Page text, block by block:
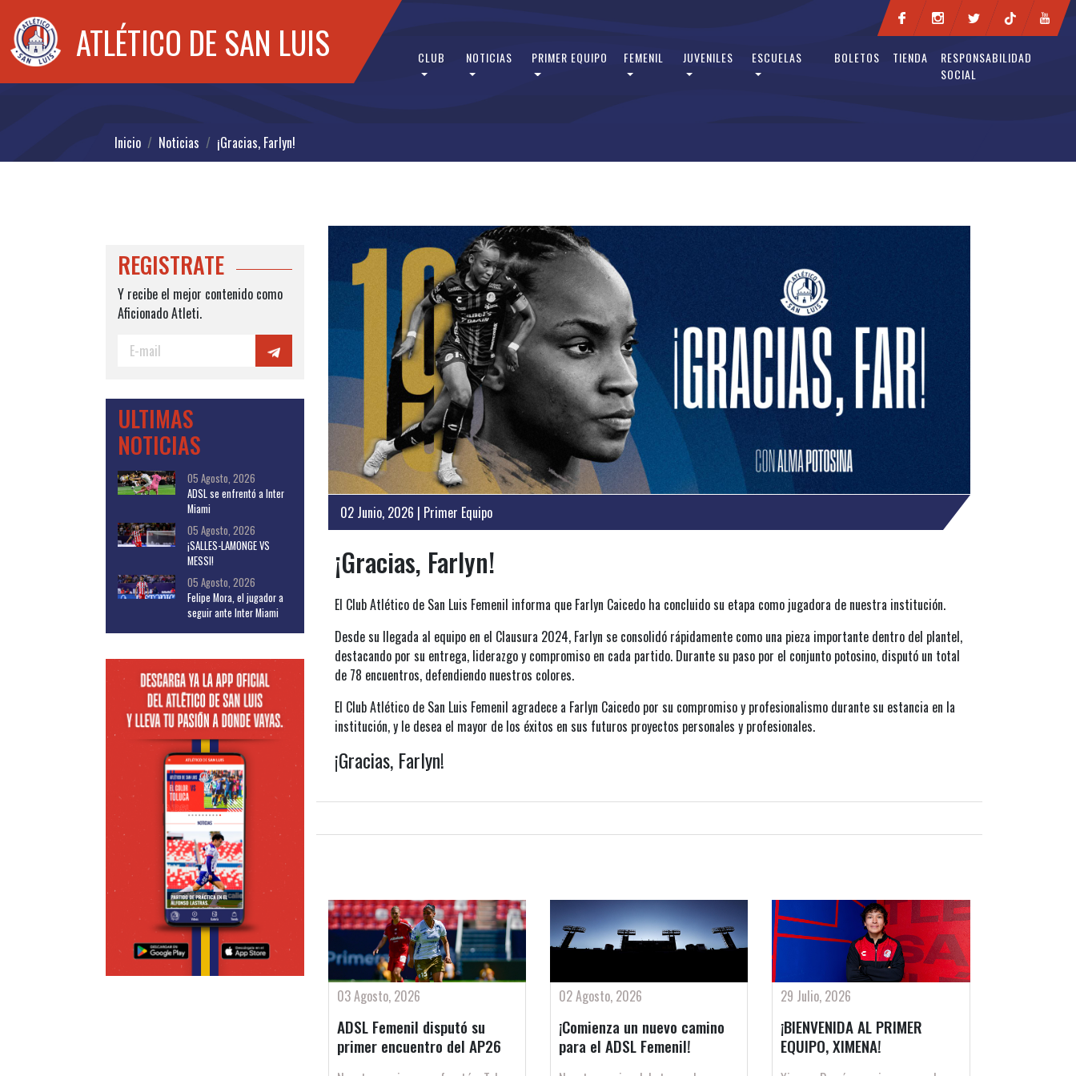
ATLÉTICO DE SAN LUIS CLUB NOTICIAS PRIMER EQUIPO FEMENIL JUVENILES ESCUELAS BOLETOS TIENDA
RESPONSABILIDAD
SOCIAL
Inicio Noticias ¡Gracias, Farlyn!
REGISTRATE
Y recibe el mejor contenido como
Aficionado Atleti.
ULTIMAS
NOTICIAS
05 Agosto, 2026
ADSL se enfrentó a Inter
Miami
05 Agosto, 2026
¡SALLES-LAMONGE VS
MESSI!
05 Agosto, 2026
Felipe Mora, el jugador a
seguir ante Inter Miami
02 Junio, 2026 | Primer Equipo
¡Gracias, Farlyn!
El Club Atlético de San Luis Femenil informa que Farlyn Caicedo ha concluido su etapa como jugadora de nuestra institución.
Desde su llegada al equipo en el Clausura 2024, Farlyn se consolidó rápidamente como una pieza importante dentro del plantel,
destacando por su entrega, liderazgo y compromiso en cada partido. Durante su paso por el conjunto potosino, disputó un total
de 78 encuentros, defendiendo nuestros colores.
El Club Atlético de San Luis Femenil agradece a Farlyn Caicedo por su compromiso y profesionalismo durante su estancia en la
institución, y le desea el mayor de los éxitos en sus futuros proyectos personales y profesionales.
¡Gracias, Farlyn!
03 Agosto, 2026
ADSL Femenil disputó su
primer encuentro del AP26
02 Agosto, 2026
¡Comienza un nuevo camino
para el ADSL Femenil!
29 Julio, 2026
¡BIENVENIDA AL PRIMER
EQUIPO, XIMENA!